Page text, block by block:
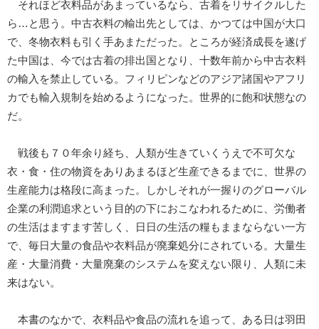
それほど衣料品があまっているなら、古着をリサイクルした
ら…と思う。中古衣料の輸出先としては、かつては中国が大口
で、冬物衣料も引く手あまただった。ところが経済成長を遂げ
た中国は、今では古着の排出国となり、十数年前から中古衣料
の輸入を禁止している。フィリピンなどのアジア諸国やアフリ
カでも輸入規制を始めるようになった。世界的に飽和状態なの
だ。
戦後も７０年余り経ち、人類が生きていくうえで不可欠な
衣・食・住の物資をありあまるほど生産できるまでに、世界の
生産能力は格段に高まった。しかしそれが一握りのグローバル
企業の利潤追求という目的の下におこなわれるために、労働者
の生活はますます苦しく、日日の生活の糧もままならない一方
で、毎日大量の食品や衣料品が廃棄処分にされている。大量生
産・大量消費・大量廃棄のシステムを変えない限り、人類に未
来はない。
本書のなかで、衣料品や食品の流れを追って、ある日は羽田